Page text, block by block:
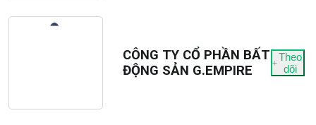
CÔNG TY CỔ PHẦN BẤT
ĐỘNG SẢN G.EMPIRE
Theo
dõi